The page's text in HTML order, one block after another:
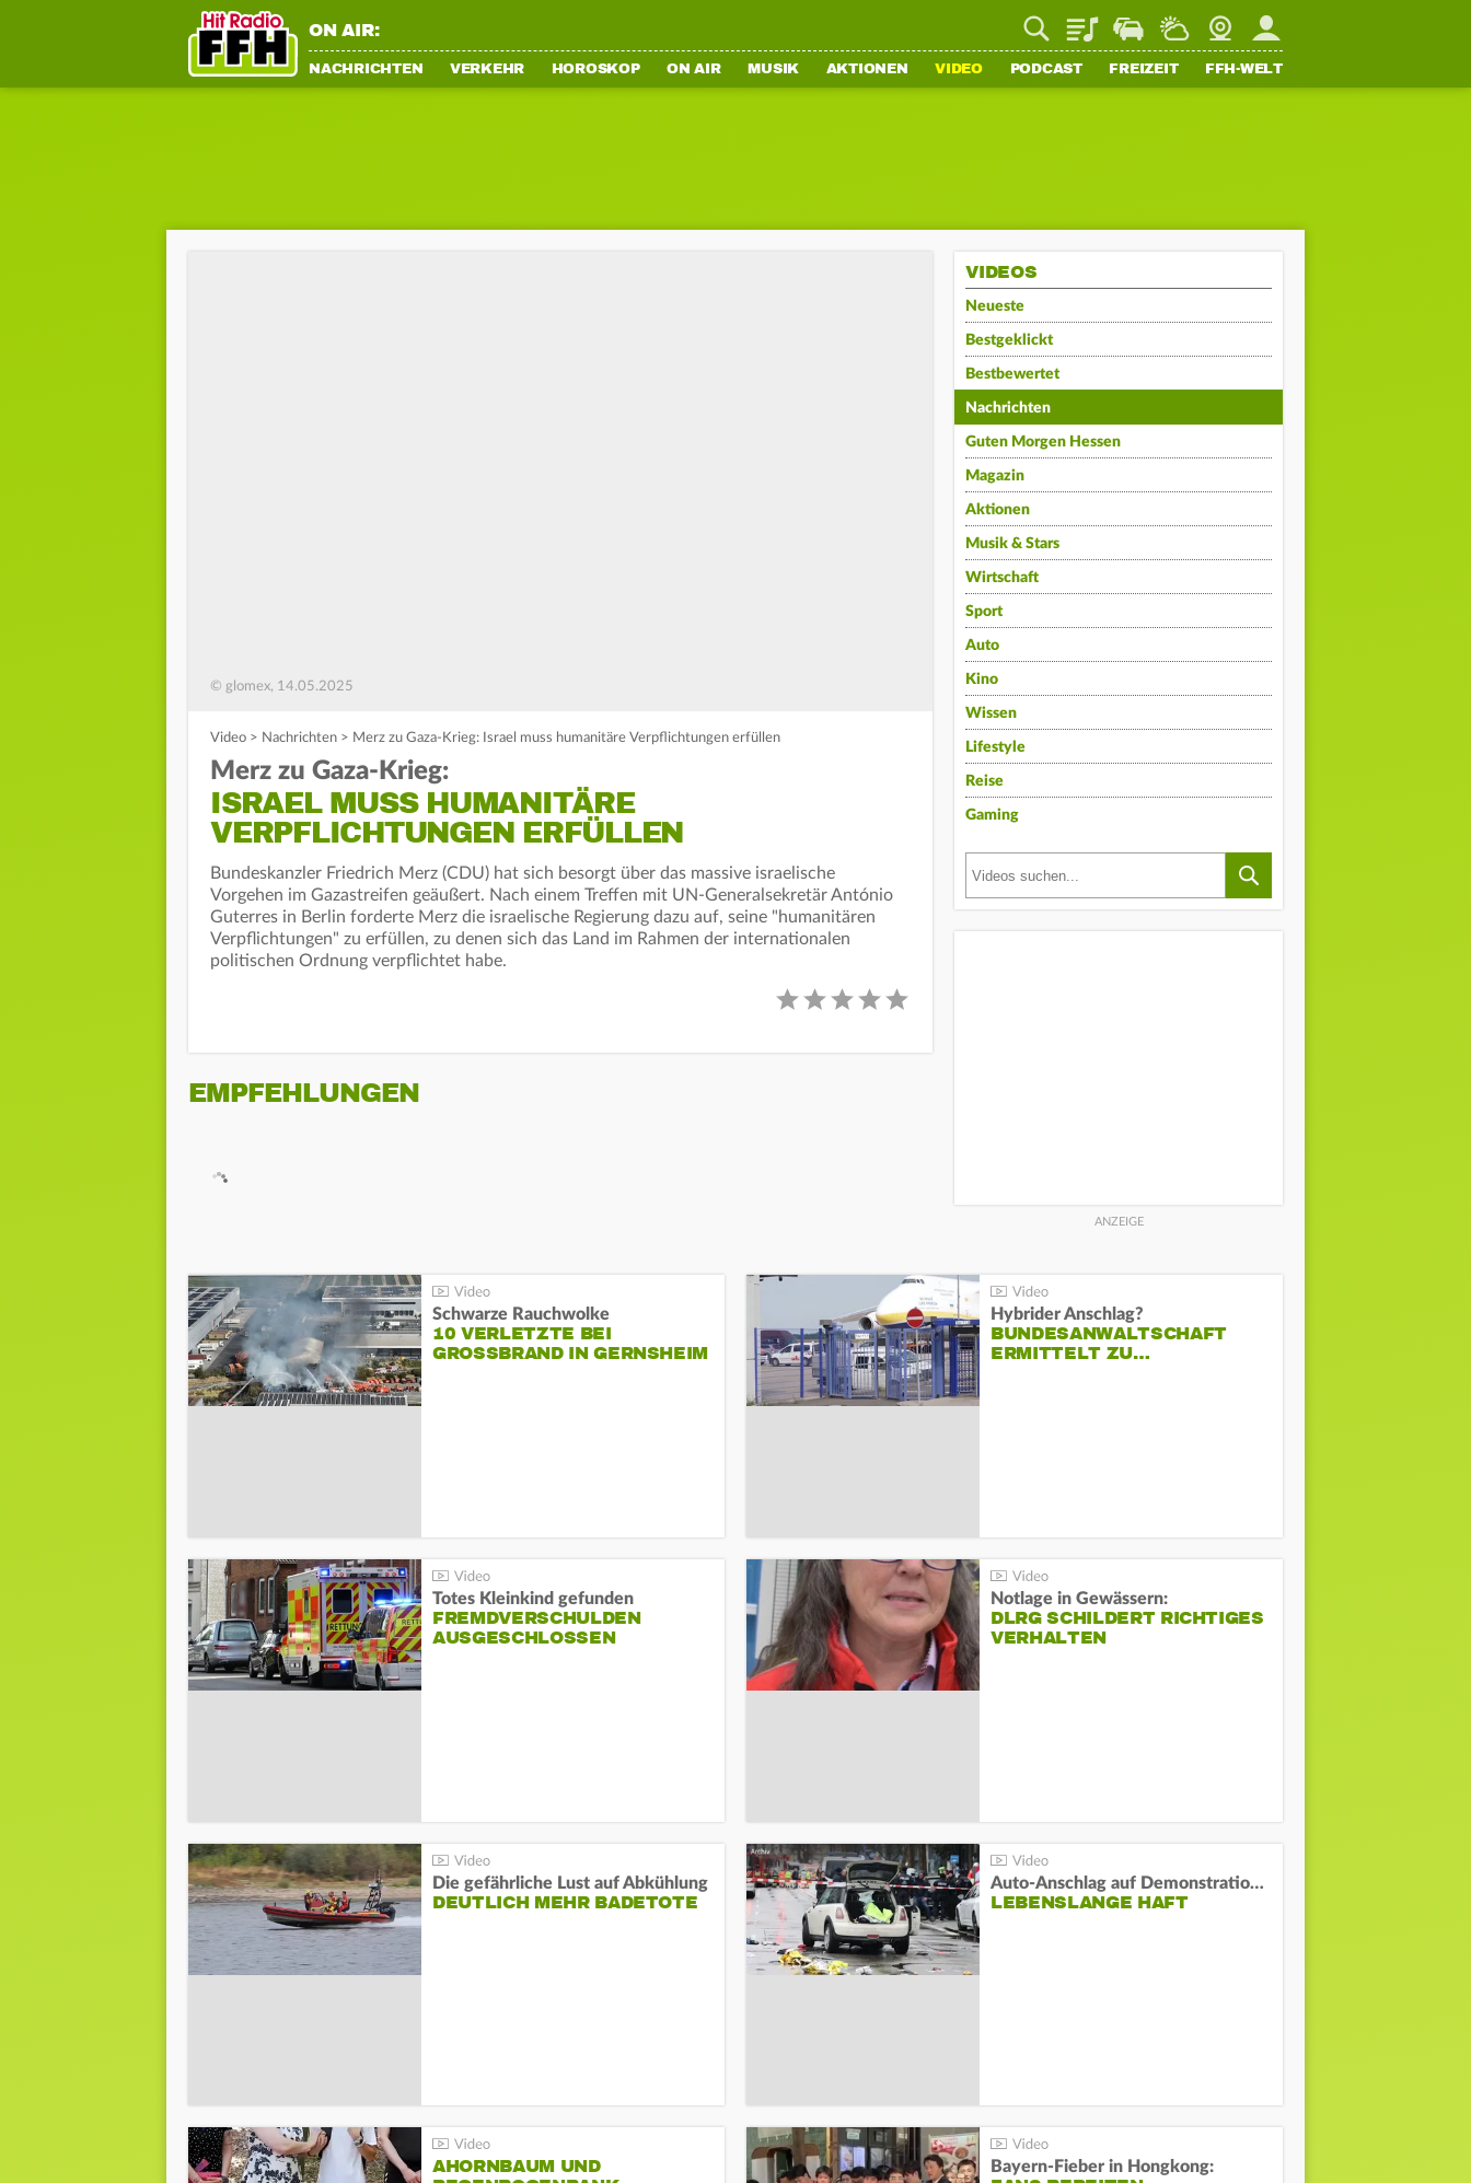
ON AIR: PlaylistStaupilotWetterWebcamMein FFH
NACHRICHTEN VERKEHR HOROSKOP ON AIR MUSIK AKTIONEN VIDEO PODCAST FREIZEIT FFH-WELT
© glomex, 14.05.2025
Video > Nachrichten > Merz zu Gaza-Krieg: Israel muss humanitäre Verpflichtungen erfüllen
Merz zu Gaza-Krieg:
ISRAEL MUSS HUMANITÄRE
VERPFLICHTUNGEN ERFÜLLEN
Bundeskanzler Friedrich Merz (CDU) hat sich besorgt über das massive israelische
Vorgehen im Gazastreifen geäußert. Nach einem Treffen mit UN-Generalsekretär António
Guterres in Berlin forderte Merz die israelische Regierung dazu auf, seine "humanitären
Verpflichtungen" zu erfüllen, zu denen sich das Land im Rahmen der internationalen
politischen Ordnung verpflichtet habe.
EMPFEHLUNGEN
VIDEOS
Neueste
Bestgeklickt
Bestbewertet
Nachrichten
Guten Morgen Hessen
Magazin
Aktionen
Musik & Stars
Wirtschaft
Sport
Auto
Kino
Wissen
Lifestyle
Reise
Gaming
Schwarze Rauchwolke
10 VERLETZTE BEI
GROSSBRAND IN GERNSHEIM
Hybrider Anschlag?
BUNDESANWALTSCHAFT
ERMITTELT ZU…
Totes Kleinkind gefunden
FREMDVERSCHULDEN
AUSGESCHLOSSEN
Notlage in Gewässern:
DLRG SCHILDERT RICHTIGES
VERHALTEN
Die gefährliche Lust auf Abkühlung
DEUTLICH MEHR BADETOTE
Auto-Anschlag auf Demonstration in München:
LEBENSLANGE HAFT
AHORNBAUM UND
Bayern-Fieber in Hongkong: